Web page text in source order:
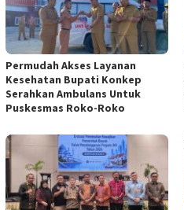
Permudah Akses Layanan
Kesehatan Bupati Konkep
Serahkan Ambulans Untuk
Puskesmas Roko-Roko